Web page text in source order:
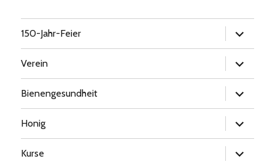
150-Jahr-Feier
öffnen
Verein
öffnen
Bienengesundheit
öffnen
Honig
öffnen
Kurse
öffnen